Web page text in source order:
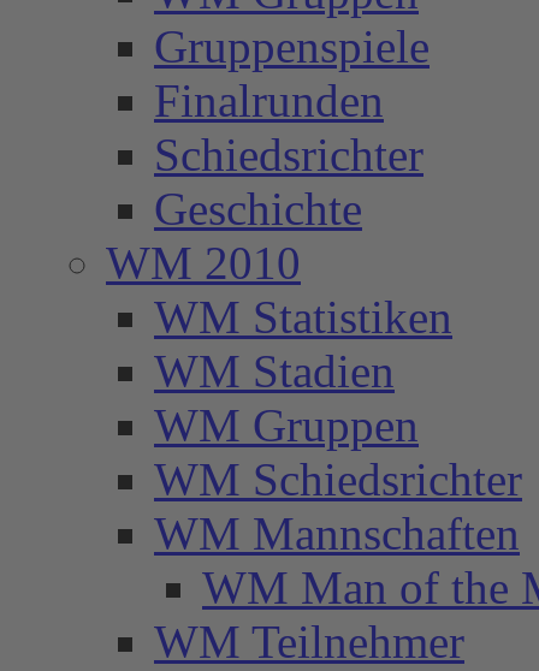
Gruppenspiele
Finalrunden
Schiedsrichter
Geschichte
WM 2010
WM Statistiken
WM Stadien
WM Gruppen
WM Schiedsrichter
WM Mannschaften
WM Man of the
WM Teilnehmer